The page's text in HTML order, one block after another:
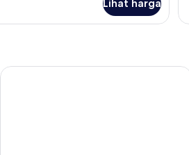
Lihat harga
1
Hotel Real del Sur